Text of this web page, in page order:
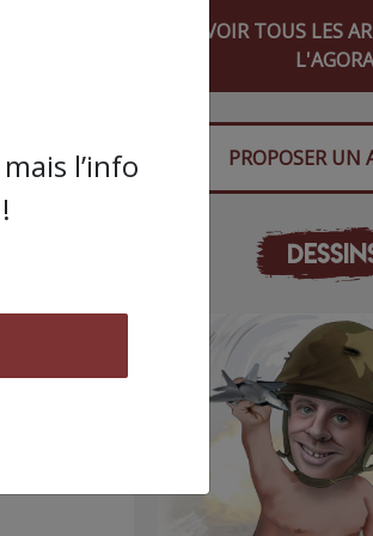
VOIR TOUS LES
L'AGORA
PROPOSER UN
l’info